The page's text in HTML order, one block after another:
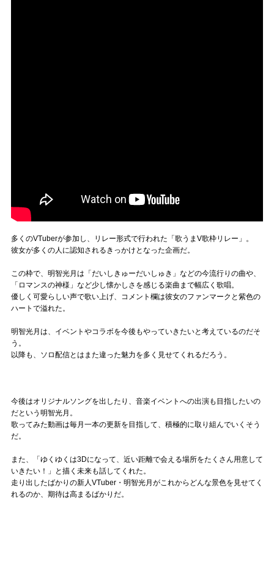
多くのVTuberが参加し、リレー形式で行われた「歌うまV歌枠リレー」。
彼女が多くの人に認知されるきっかけとなった企画だ。
この枠で、明智光月は「だいしきゅーだいしゅき」などの今流行りの曲や、
「ロマンスの神様」など少し懐かしさを感じる楽曲まで幅広く歌唱。
優しく可愛らしい声で歌い上げ、コメント欄は彼女のファンマークと紫色の
ハートで溢れた。
明智光月は、イベントやコラボを今後もやっていきたいと考えているのだそ
う。
以降も、ソロ配信とはまた違った魅力を多く見せてくれるだろう。
今後はオリジナルソングを出したり、音楽イベントへの出演も目指したいの
だという明智光月。
歌ってみた動画は毎月一本の更新を目指して、積極的に取り組んでいくそう
だ。
また、「ゆくゆくは3Dになって、近い距離で会える場所をたくさん用意して
いきたい！」と描く未来も話してくれた。
走り出したばかりの新人VTuber・明智光月がこれからどんな景色を見せてく
れるのか、期待は高まるばかりだ。